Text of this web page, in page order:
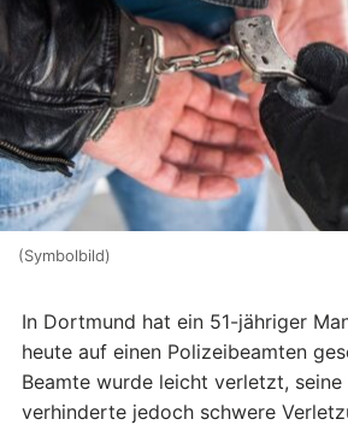
(Symbolbild)
In Dortmund hat ein 51-jähriger
heute auf einen Polizeibeamten
Beamte wurde leicht verletzt,
verhinderte jedoch schwere